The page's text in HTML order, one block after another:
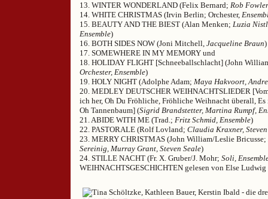
13. WINTER WONDERLAND (Felix Bernard; Rob
14. WHITE CHRISTMAS (Irvin Berlin; Orchester,
15. BEAUTY AND THE BIEST (Alan Menken; Luzia
Ensemble)
16. BOTH SIDES NOW (Joni Mitchell, Jacqueline Braun)
17. SOMEWHERE IN MY MEMORY und
18. HOLIDAY FLIGHT [Schneeballschlacht] (John
Orchester, Ensemble)
19. HOLY NIGHT (Adolphe Adam; Maya Hakvoort,
20. MEDLEY DEUTSCHER WEIHNACHTSLIEDER
ich her, Oh Du Fröhliche, Fröhliche Weihnacht überall,
Oh Tannenbaum] (Sigrid Brandstetter, Martina Rumpf,
21. ABIDE WITH ME (Trad.; Fritz Schmid, Ensemble)
22. PASTORALE (Rolf Lovland; Claudia Kraxner,
23. MERRY CHRISTMAS (John William/Leslie Bricusse;
Sereinig, Murray Grant, Steven Seale)
24. STILLE NACHT (Fr. X. Gruber/J. Mohr; Soli,
WEIHNACHTSGESCHICHTEN gelesen von Else Ludwig